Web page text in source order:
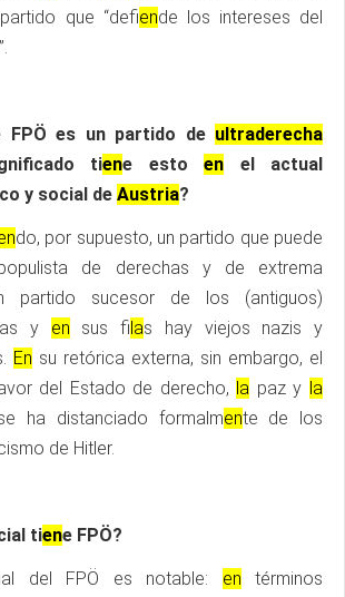
que “defiende los intereses del
FPÖ es un partido de ultraderecha
tiene estoen el actual
y social de Austria?
do, por supuesto, un partido que puede
de derechas y de extrema
partido sucesor de los (antiguos)
y en sus filas hay viejos nazis y
En su retórica externa, sin embargo, el
del Estado de derecho, la paz y la
ha distanciado formalmente de los
de Hitler.
tiene FPÖ?
del FPÖ es notable: en términos